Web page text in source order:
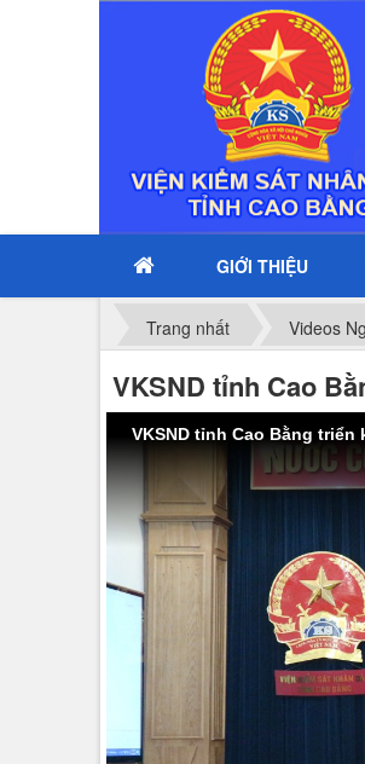
GIỚI THIỆU
Trang nhất Videos
VKSND tỉnh Cao
VKSND tỉnh Cao Bằng